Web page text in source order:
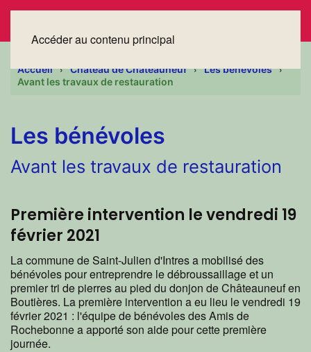
Accéder au contenu principal
Accueil Château de Châteauneuf
Les bénévoles
Avant les travaux de restauration
Les bénévoles
Avant les travaux de restauration
Première intervention le vendredi 19
février 2021
La commune de Saint-Julien d'Intres a mobilisé des
bénévoles pour entreprendre le débroussaillage et un
premier tri de pierres au pied du donjon de Châteauneuf en
Boutières. La première intervention a eu lieu le vendredi 19
février 2021 : l'équipe de bénévoles des Amis de
Rochebonne a apporté son aide pour cette première
journée.